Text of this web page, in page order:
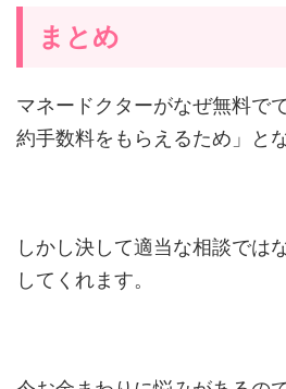
まとめ
マネードクターがなぜ無料で
約手数料をもらえるため」と
しかし決して適当な相談では
してくれます。